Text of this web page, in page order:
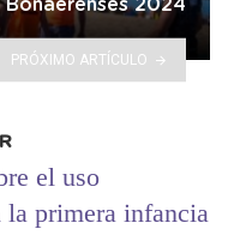
Bonaerenses 2024
PRÓXIMO ARTÍCULO
el uso
la primera infancia